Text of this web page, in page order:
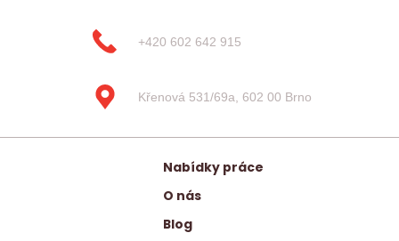
+420 602 642 915
Křenová 531/69a, 602 00 Brno
Nabídky práce
O nás
Blog